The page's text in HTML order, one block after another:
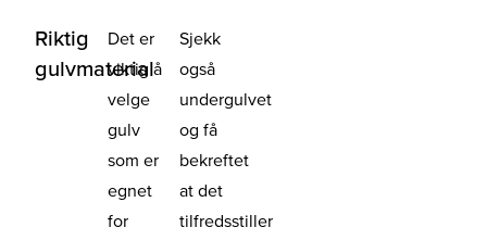
Riktig
gulvmaterial
Det er
viktig å
velge
gulv
som er
egnet
for
Sjekk
også
undergulvet
og få
bekreftet
at det
tilfredsstiller